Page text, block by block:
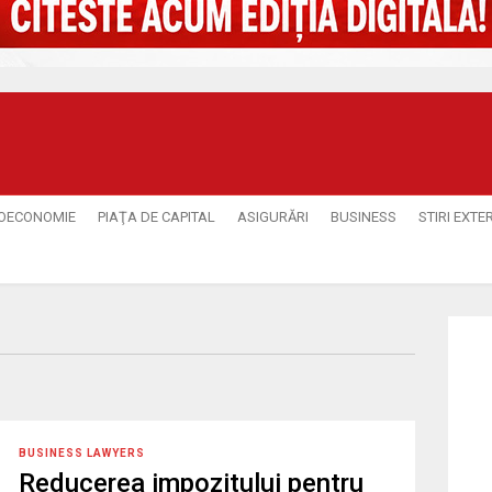
PIAŢA DE CAPITAL ASIGURĂRI BUSINESS STIRI
BUSINESS LAWYERS
Reducerea impozitului pentru